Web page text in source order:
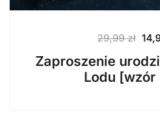
29,99zł
cena
Zaproszenie
Lodu [wzór